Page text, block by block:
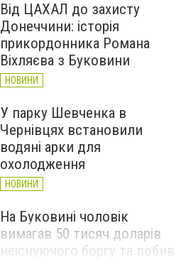
Від ЦАХАЛ до захисту
Донеччини: історія
прикордонника Романа
Віхляєва з Буковини
НОВИНИ
У парку Шевченка в
Чернівцях встановили
водяні арки для
охолодження
НОВИНИ
На Буковині чоловік
вимагав 50 тисяч доларів
неіснуючого боргу та побив